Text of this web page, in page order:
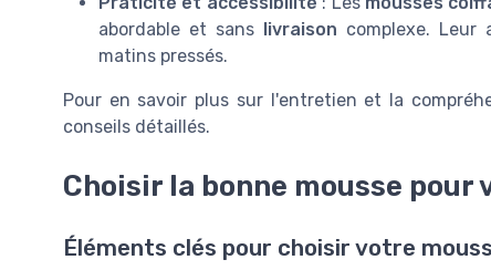
abordable et sans livraison complexe.
matins pressés.
Pour en savoir plus sur l'entretien et la
conseils détaillés.
Choisir la bonne mousse pour
Éléments clés pour choisir votre